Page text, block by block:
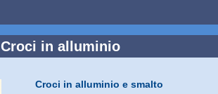
Croci in alluminio
Croci in alluminio e smalto